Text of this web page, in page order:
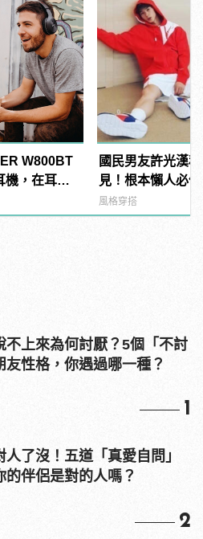
W800BT
機，在耳邊
國民男友許光漢
見！根本懶人必
啊！
風格穿搭
不上來為何討厭？5個「不討
友性格，你遇過哪一種？
1
人了沒！五道「真愛自問」
的伴侶是對的人嗎？
2